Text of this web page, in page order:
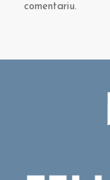
comentariu.